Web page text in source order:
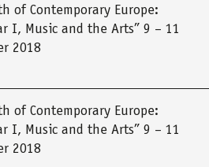
of Contemporary Europe:
I, Music and the Arts” 9 – 11
2018
of Contemporary Europe:
I, Music and the Arts” 9 – 11
2018